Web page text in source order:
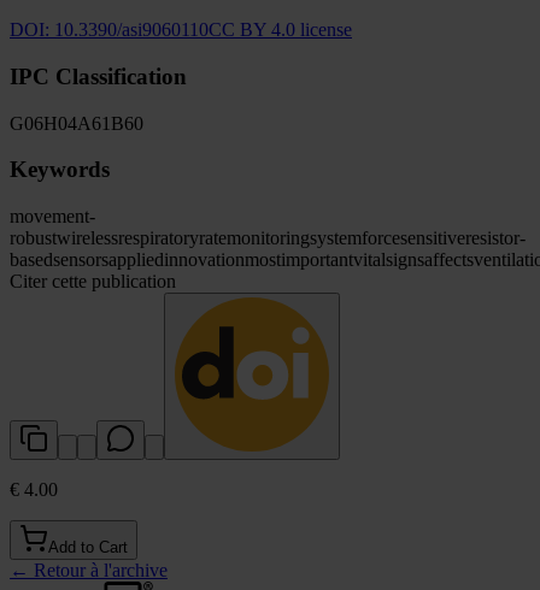
DOI: 10.3390/asi9060110CC BY 4.0 license
IPC Classification
G06H04A61 B60
Keywords
movement-
robustwirelessrespiratoryratemonitoringsystemforcesensitiveresistor-
basedsensorsappliedinnovationmostimportantvitalsignsaffects
Citer cette publication
€ 4.00
Add to Cart
← Retour à l'archive